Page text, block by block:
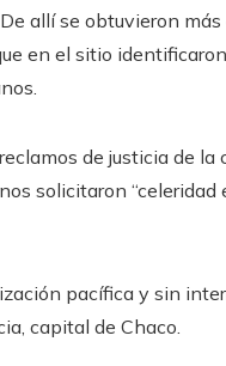
allí se obtuvieron
en el sitio
de justicia de la
solicitaron